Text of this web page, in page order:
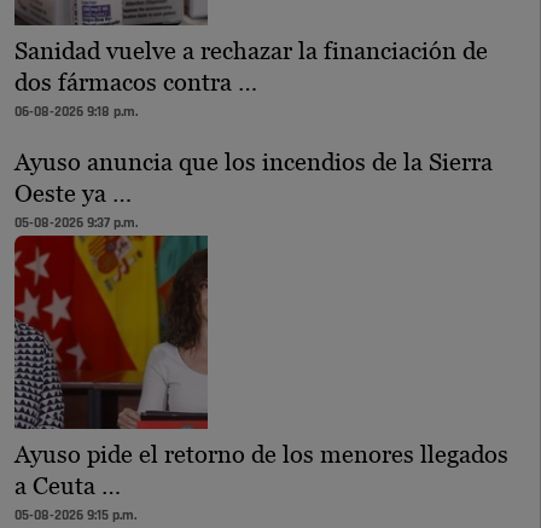
Sanidad vuelve a rechazar la financiación de
dos fármacos contra …
06-08-2026 9:18 p.m.
Ayuso anuncia que los incendios de la Sierra
Oeste ya …
05-08-2026 9:37 p.m.
Ayuso pide el retorno de los menores llegados
a Ceuta …
05-08-2026 9:15 p.m.